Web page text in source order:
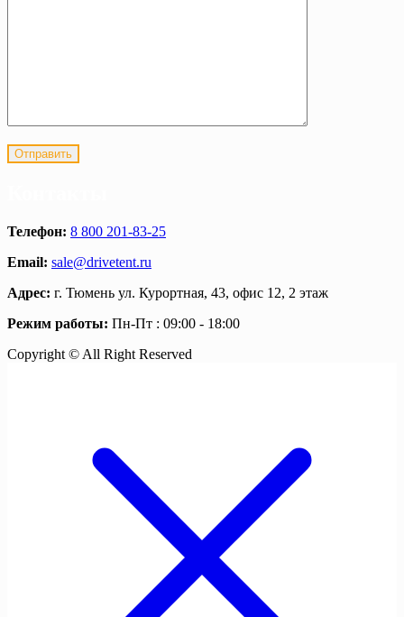
Телефон: 8 800 201-83-25
Email: sale@drivetent.ru
Адрес: г. Тюмень ул. Курортная, 43, офис 12, 2 этаж
Режим работы: Пн-Пт : 09:00 - 18:00
Copyright © All Right Reserved